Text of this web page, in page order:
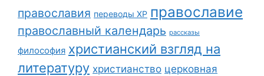
православия переводы ХР православие
православный календарь рассказы
философия христианский взгляд на
литературу христианство церковная